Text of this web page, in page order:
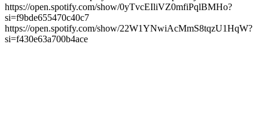
https://open.spotify.com/show/0yTvcEIliVZ0mfiPqlBMHo?
si=f9bde655470c40c7
https://open.spotify.com/show/22W1YNwiAcMmS8tqzU1HqW?
si=f430e63a700b4ace